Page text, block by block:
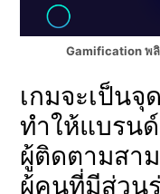
Gamification พลิ
เกมจะเป็น
ทำให้แบรน
ผู้ติดตามสา
ผู้คนที่มีส่วน